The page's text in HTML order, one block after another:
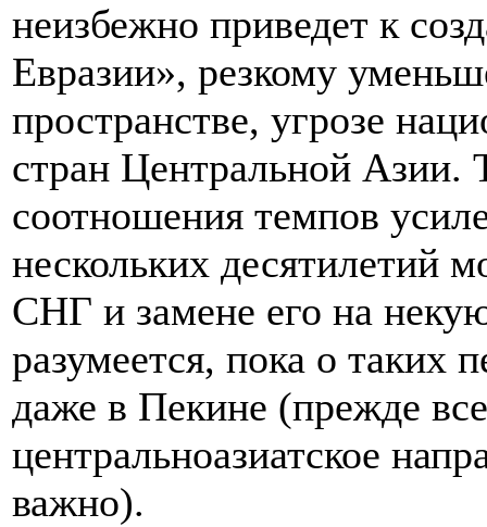
неизбежно приведет к
Евразии», резкому
пространстве, угрозе
стран Центральной Азии.
соотношения темпов
нескольких десятилетий
СНГ и замене его на
разумеется, пока о таких
даже в Пекине (прежде
центральноазиатское
важно).